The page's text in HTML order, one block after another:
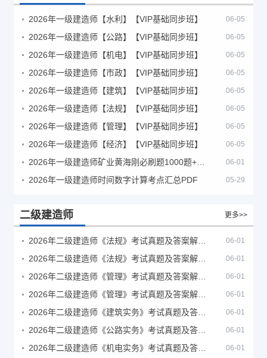
2026年一级建造师【水利】【VIP基础同步班】 06-05
2026年一级建造师【公路】【VIP基础同步班】 06-05
2026年一级建造师【机电】【VIP基础同步班】 06-05
2026年一级建造师【市政】【VIP基础同步班】 06-05
2026年一级建造师【建筑】【VIP基础同步班】 06-05
2026年一级建造师【法规】【VIP基础同步班】 06-05
2026年一级建造师【管理】【VIP基础同步班】 06-05
2026年一级建造师【经济】【VIP基础同步班】 06-05
06-01
2026年一级建造师时间数字计算考点汇总PDF 05-29
二级建造师 更多>>
06-01
06-01
06-01
06-01
06-01
06-01
06-01